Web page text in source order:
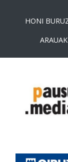
HONI
ARAUAK